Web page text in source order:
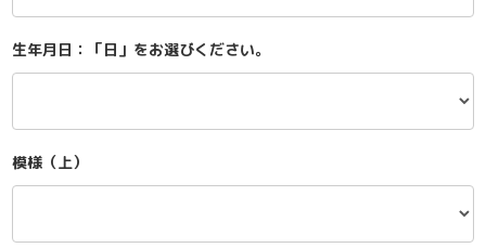
生年月日：「日」をお選びください。
模様（上）